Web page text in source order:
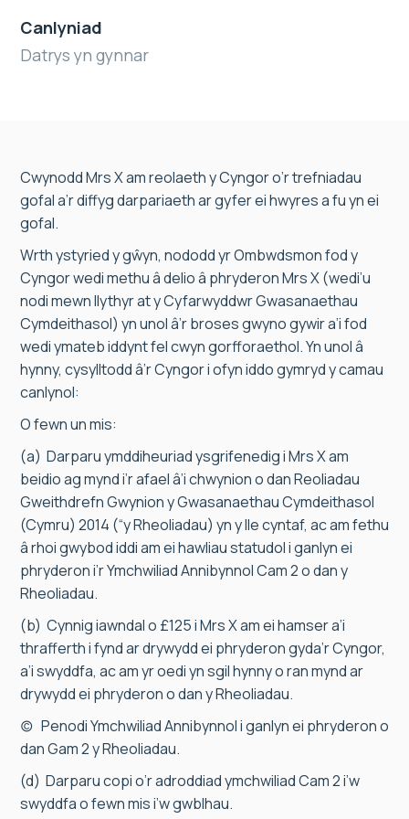
Canlyniad
Datrys yn gynnar
Cwynodd Mrs X am reolaeth y Cyngor o’r trefniadau
gofal a’r diffyg darpariaeth ar gyfer ei hwyres a fu yn ei
gofal.
Wrth ystyried y gŵyn, nododd yr Ombwdsmon fod y
Cyngor wedi methu â delio â phryderon Mrs X (wedi’u
nodi mewn llythyr at y Cyfarwyddwr Gwasanaethau
Cymdeithasol) yn unol â’r broses gwyno gywir a’i fod
wedi ymateb iddynt fel cwyn gorfforaethol. Yn unol â
hynny, cysylltodd â’r Cyngor i ofyn iddo gymryd y camau
canlynol:
O fewn un mis:
(a) Darparu ymddiheuriad ysgrifenedig i Mrs X am
beidio ag mynd i’r afael â’i chwynion o dan Reoliadau
Gweithdrefn Gwynion y Gwasanaethau Cymdeithasol
(Cymru) 2014 (“y Rheoliadau) yn y lle cyntaf, ac am fethu
â rhoi gwybod iddi am ei hawliau statudol i ganlyn ei
phryderon i’r Ymchwiliad Annibynnol Cam 2 o dan y
Rheoliadau.
(b) Cynnig iawndal o £125 i Mrs X am ei hamser a’i
thrafferth i fynd ar drywydd ei phryderon gyda’r Cyngor,
a’i swyddfa, ac am yr oedi yn sgil hynny o ran mynd ar
drywydd ei phryderon o dan y Rheoliadau.
(c) Penodi Ymchwiliad Annibynnol i ganlyn ei phryderon o
dan Gam 2 y Rheoliadau.
(d) Darparu copi o’r adroddiad ymchwiliad Cam 2 i’w
swyddfa o fewn mis i’w gwblhau.